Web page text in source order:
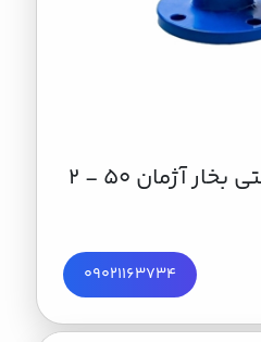
شیر صافي بسكتي بخار آژمان 50 - 2
09021163734